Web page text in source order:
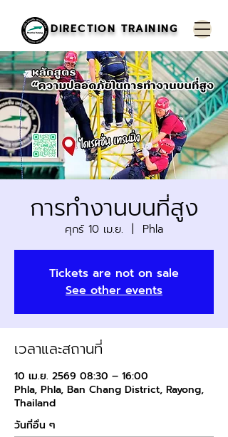
DIRECTION TRAINING
การทำงานบนที่สูง
ศุกร์ 10 เม.ย. Phla
Tickets are not on sale
See other events
เวลาและสถานที่
10 เม.ย. 2569 08:30 – 16:00
Phla, Phla, Ban Chang District, Rayong,
Thailand
วันที่อื่น ๆ